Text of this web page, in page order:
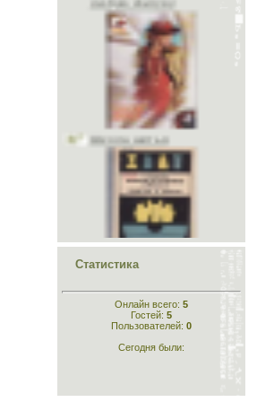
Школа шитья
Конструирование лёгкого
платья и белья
Статистика
Онлайн всего: 5
Гостей: 5
Пользователей: 0
Сегодня были: